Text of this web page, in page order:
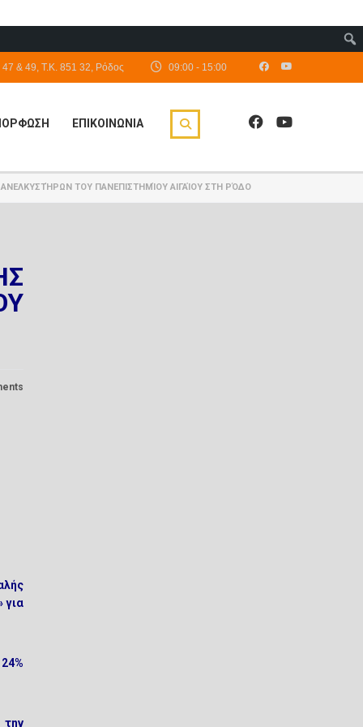
09:00 - 15:00
47 & 49, Τ.Κ. 851 32, Ρόδος
ΕΠΙΚΟΙΝΩΝΙΑ
ΤΟΥ ΠΑΝΕΠΙΣΤΗΜΊΟΥ ΑΙΓΑΊΟΥ ΣΤΗ ΡΌΔΟ
για
την